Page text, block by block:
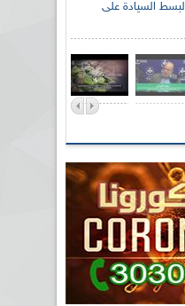
الإذاعة الجزائرية تحي الذكرى 59 لبسط السيادة على